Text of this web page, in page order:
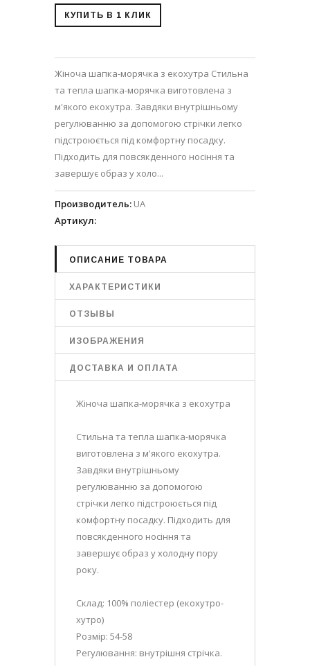
КУПИТЬ В 1 КЛИК
Жіноча шапка-морячка з екохутра Стильна
та тепла шапка-морячка виготовлена з
м'якого екохутра. Завдяки внутрішньому
регулюванню за допомогою стрічки легко
підстроюється під комфортну посадку.
Підходить для повсякденного носіння та
завершує образ у холо...
Производитель: UA
Артикул:
ОПИСАНИЕ ТОВАРА
ХАРАКТЕРИСТИКИ
ОТЗЫВЫ
ИЗОБРАЖЕНИЯ
ДОСТАВКА И ОПЛАТА
Жіноча шапка-морячка з екохутра
Стильна та тепла шапка-морячка
виготовлена з м'якого екохутра.
Завдяки внутрішньому
регулюванню за допомогою
стрічки легко підстроюється під
комфортну посадку. Підходить для
повсякденного носіння та
завершує образ у холодну пору
року.
Склад: 100% поліестер (екохутро-
хутро)
Розмір: 54-58
Регулювання: внутрішня стрічка.